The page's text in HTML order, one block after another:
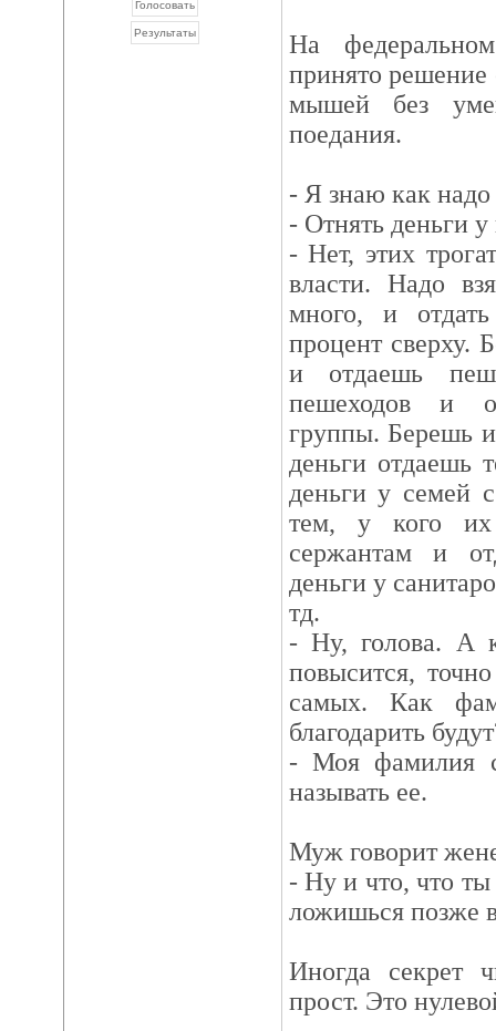
На
принято решение
мышей без
поедания.
- Я знаю как надо
- Отнять деньги
- Нет, этих
власти. Надо
много, и
процент сверху.
и отдаешь
пешеходов и
группы. Берешь
деньги отдаешь
деньги у семей
тем, у кого их
сержантам и
деньги у
тд.
- Ну, голова. А
повысится,
самых. Как
благодарить
- Моя фамилия
называть ее.
Муж говорит
- Ну и что, что ты
ложишься позже
Иногда секрет
прост. Это